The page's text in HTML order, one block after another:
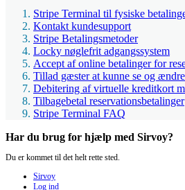
Stripe Terminal til fysiske
Kontakt kundesupport
Stripe Betalingsmetoder
Locky nøglefrit adgangssystem
Accept af online betalinger for
Tillad gæster at kunne se og
Debitering af virtuelle kreditkort
Tilbagebetal reservationsbetalinger
Stripe Terminal FAQ
Har du brug for hjælp med Sirvoy?
Du er kommet til det helt rette sted.
Sirvoy
Log ind